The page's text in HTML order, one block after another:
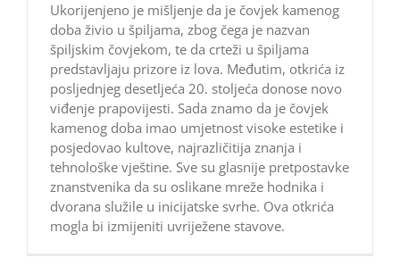
Ukorijenjeno je mišljenje da je čovjek kamenog
doba živio u špiljama, zbog čega je nazvan
špiljskim čovjekom, te da crteži u špiljama
predstavljaju prizore iz lova. Međutim, otkrića iz
posljednjeg desetljeća 20. stoljeća donose novo
viđenje prapovijesti. Sada znamo da je čovjek
kamenog doba imao umjetnost visoke estetike i
posjedovao kultove, najrazličitija znanja i
tehnološke vještine. Sve su glasnije pretpostavke
znanstvenika da su oslikane mreže hodnika i
dvorana služile u inicijatske svrhe. Ova otkrića
mogla bi izmijeniti uvriježene stavove.